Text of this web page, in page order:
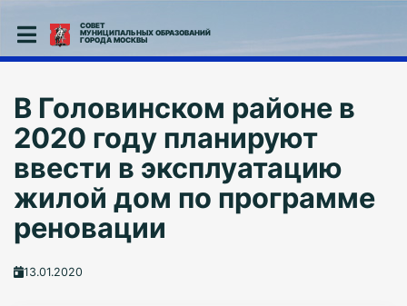
СОВЕТ
МУНИЦИПАЛЬНЫХ ОБРАЗОВАНИЙ
ГОРОДА МОСКВЫ
В Головинском районе в
2020 году планируют
ввести в эксплуатацию
жилой дом по программе
реновации
13.01.2020